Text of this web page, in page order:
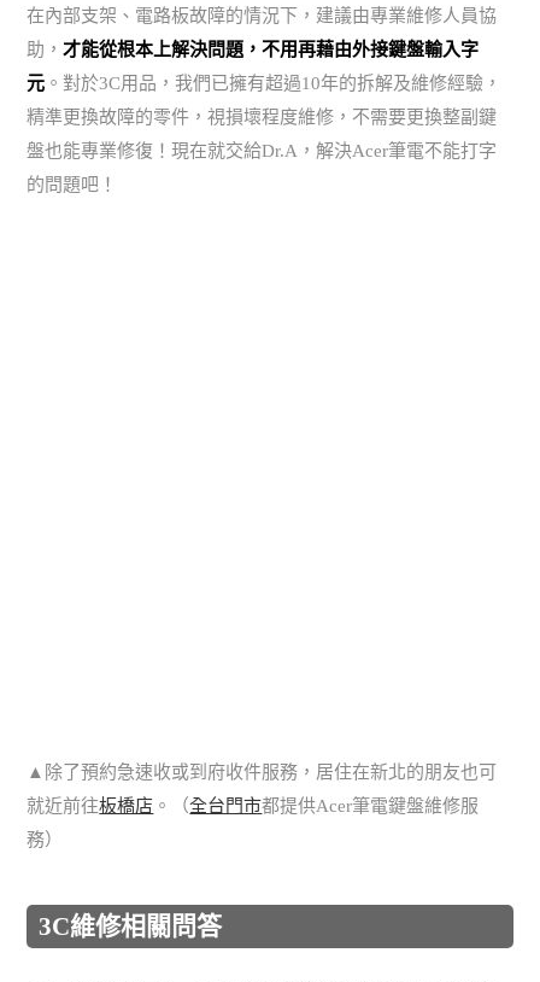
在內部支架、電路板故障的情況下，建議由專業維修人員協
助，才能從根本上解決問題，不用再藉由外接鍵盤輸入字
元 。對於3C用品，我們已擁有超過10年的拆解及維修經驗，
精準更換故障的零件，視損壞程度維修，不需要更換整副鍵
盤也能專業修復！現在就交給Dr.A，解決Acer筆電不能打字
的問題吧！
▲除了預約急速收或到府收件服務，居住在新北的朋友也可
就近前往板橋店 。（全台門市都提供Acer筆電鍵盤維修服
務）
3C維修相關問答